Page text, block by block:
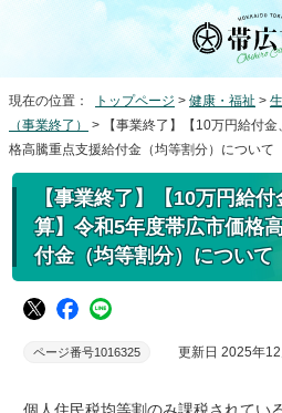
現在の位置： トップページ > 健康・福祉 >
（事業終了）
> 【事業終了】【10万円給付
格高騰重点支援給付金（均等割分）について
【事業終了】【10万円給
算】令和5年度帯広市価格
付金（均等割分）について
ページ番号1016325 更新日 2025年12